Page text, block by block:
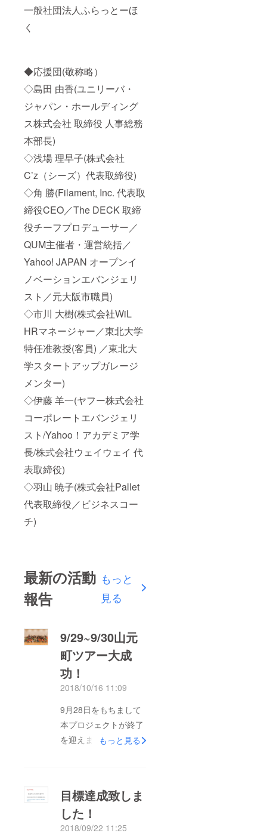
一般社団法人ふらっとーほ
く
◆応援団(敬称略）
◇島田 由香(ユニリーバ・
ジャパン・ホールディング
ス株式会社 取締役 人事総務
本部長)
◇浅場 理早子(株式会社
C’z（シーズ）代表取締役)
◇角 勝(Filament, Inc. 代表取
締役CEO／The DECK 取締
役チーフプロデューサー／
QUM主催者・運営統括／
Yahoo! JAPAN オープンイ
ノベーションエバンジェリ
スト／元大阪市職員)
◇市川 大樹(株式会社WiL
HRマネージャー／東北大学
特任准教授(客員) ／東北大
学スタートアップガレージ
メンター)
◇伊藤 羊一(ヤフー株式会社
コーポレートエバンジェリ
スト/Yahoo！アカデミア学
長/株式会社ウェイウェイ 代
表取締役)
◇羽山 暁子(株式会社Pallet
代表取締役／ビジネスコー
チ)
最新の活動
報告
もっと
見る
9/29~9/30山元
町ツアー大成
功！
2018/10/16 11:09
9月28日をもちまして
本プロジェクトが終了
を迎えましたのでご報
に104名の方から、支
援総額は56,7000円の
ご寄付を頂きました。
もっと見る
目標達成致しま
した！
2018/09/22 11:25